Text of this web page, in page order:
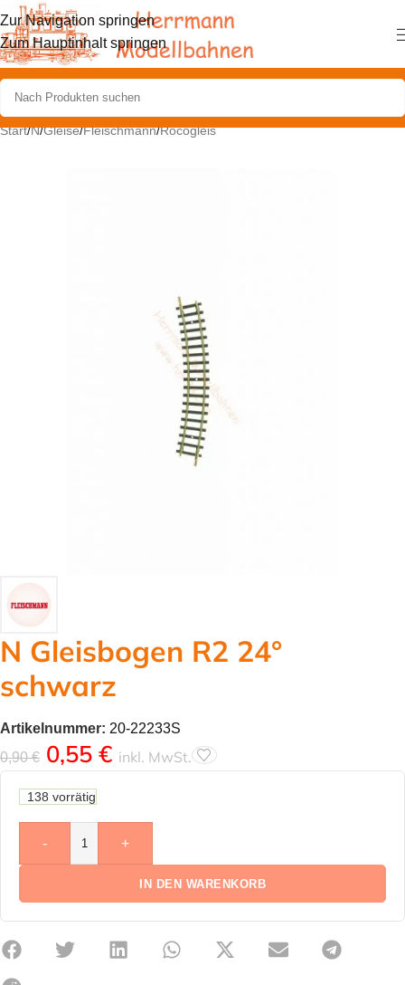
Zur Navigation springen
Zum Hauptinhalt springen
Start/N/Gleise/Fleischmann/Rocogleis
N Gleisbogen R2 24°
schwarz
Artikelnummer: 20-22233S
0,90€ 0,55 € inkl. MwSt.
138 vorrätig
- +
IN DEN WARENKORB